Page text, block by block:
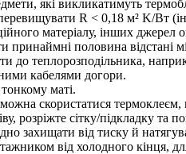
які викликатимуть
R < 0,18 м² K/Вт
матеріалу, інших
половина відстані
до теплорозподільника,
кабелями догори.
маті.
можна скористатися
розріжте сітку/підкладку
захищати від тиску й
від холодного кінця,